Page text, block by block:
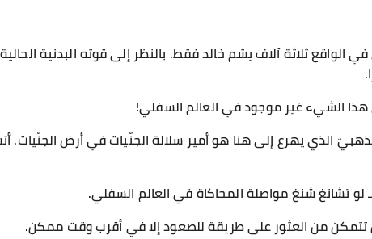
الواقع ثلاثة آلاف يشم خالد فقط. بالنظر إلى قوته البدنية
الشيء غير موجود في العالم السفلي!
الذي يهرع إلى هنا هو أمير سلالة الجنّيات في أرض
لو تشانغ شنغ مواصلة المحاكاة في العالم السفلي.
تتمكن من العثور على طريقة للصعود إلا في أقرب وقت ممكن.